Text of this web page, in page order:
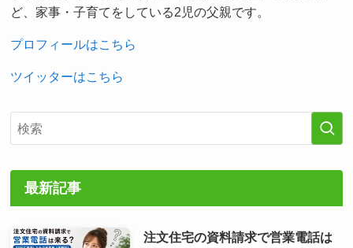
ど、家事・子育てをしている2児の父親です。
プロフィールはこちら
ツイッターはこちら
最新記事
注文住宅の資料請求で営業電話は